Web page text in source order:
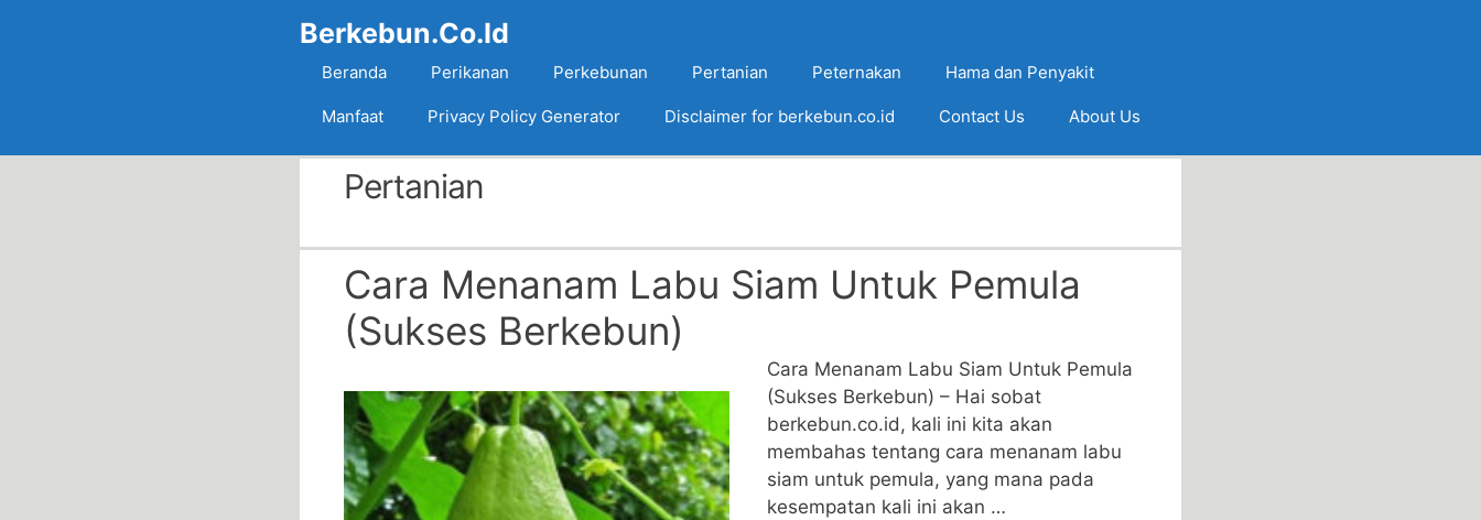
Berkebun.Co.Id
Beranda Perikanan Perkebunan Pertanian Peternakan Hama dan Penyakit
Manfaat Privacy Policy Generator Disclaimer for berkebun.co.id Contact Us About Us
Pertanian
Cara Menanam Labu Siam Untuk Pemula
(Sukses Berkebun)
Cara Menanam Labu Siam Untuk Pemula
(Sukses Berkebun) – Hai sobat
berkebun.co.id, kali ini kita akan
membahas tentang cara menanam labu
siam untuk pemula, yang mana pada
kesempatan kali ini akan …